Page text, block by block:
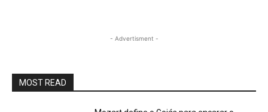
- Advertisment -
MOST READ